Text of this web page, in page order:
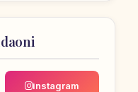
instagram